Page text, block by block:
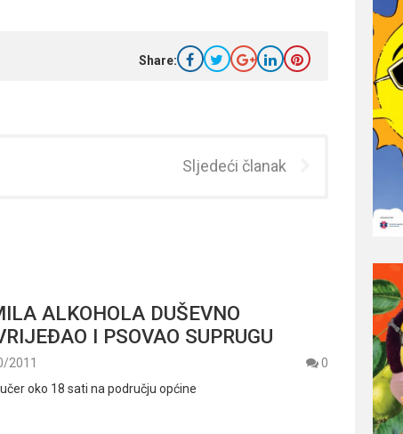
Share:
Sljedeći članak
ALKOHOLA DUŠEVNO
I PSOVAO SUPRUGU
2011
0
oko 18 sati na području općine